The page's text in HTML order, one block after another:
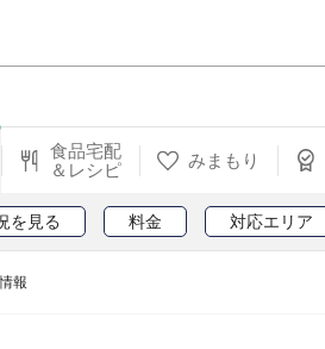
食品宅配
＆レシピ
みまもり
を見る 料金 対応エリア
報